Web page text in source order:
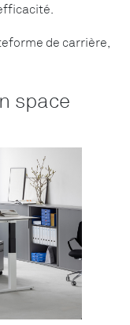
de carrière,
space